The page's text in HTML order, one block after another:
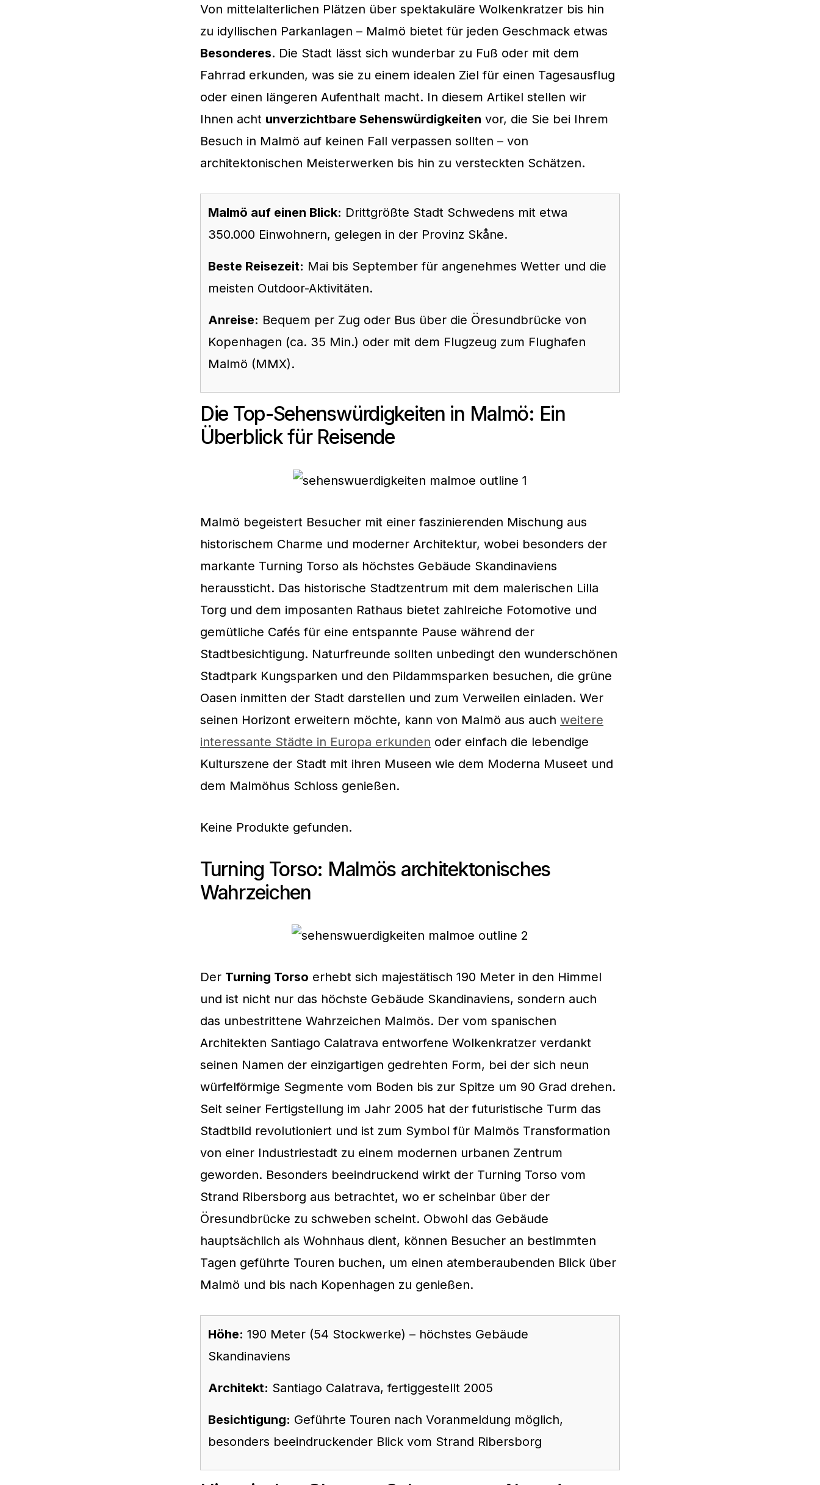
Von mittelalterlichen Plätzen über spektakuläre Wolkenkratzer bis hin
zu idyllischen Parkanlagen – Malmö bietet für jeden Geschmack etwas
Besonderes. Die Stadt lässt sich wunderbar zu Fuß oder mit dem
Fahrrad erkunden, was sie zu einem idealen Ziel für einen Tagesausflug
oder einen längeren Aufenthalt macht. In diesem Artikel stellen wir
Ihnen acht unverzichtbare Sehenswürdigkeiten vor, die Sie bei Ihrem
Besuch in Malmö auf keinen Fall verpassen sollten – von
architektonischen Meisterwerken bis hin zu versteckten Schätzen.
Malmö auf einen Blick: Drittgrößte Stadt Schwedens mit etwa
350.000 Einwohnern, gelegen in der Provinz Skåne.
Beste Reisezeit: Mai bis September für angenehmes Wetter und die
meisten Outdoor-Aktivitäten.
Anreise: Bequem per Zug oder Bus über die Öresundbrücke von
Kopenhagen (ca. 35 Min.) oder mit dem Flugzeug zum Flughafen
Malmö (MMX).
Die Top-Sehenswürdigkeiten in Malmö: Ein
Überblick für Reisende
Malmö begeistert Besucher mit einer faszinierenden Mischung aus
historischem Charme und moderner Architektur, wobei besonders der
markante Turning Torso als höchstes Gebäude Skandinaviens
heraussticht. Das historische Stadtzentrum mit dem malerischen Lilla
Torg und dem imposanten Rathaus bietet zahlreiche Fotomotive und
gemütliche Cafés für eine entspannte Pause während der
Stadtbesichtigung. Naturfreunde sollten unbedingt den wunderschönen
Stadtpark Kungsparken und den Pildammsparken besuchen, die grüne
Oasen inmitten der Stadt darstellen und zum Verweilen einladen. Wer
seinen Horizont erweitern möchte, kann von Malmö aus auch weitere
interessante Städte in Europa erkunden oder einfach die lebendige
Kulturszene der Stadt mit ihren Museen wie dem Moderna Museet und
dem Malmöhus Schloss genießen.
Keine Produkte gefunden.
Turning Torso: Malmös architektonisches
Wahrzeichen
Der Turning Torso erhebt sich majestätisch 190 Meter in den Himmel
und ist nicht nur das höchste Gebäude Skandinaviens, sondern auch
das unbestrittene Wahrzeichen Malmös. Der vom spanischen
Architekten Santiago Calatrava entworfene Wolkenkratzer verdankt
seinen Namen der einzigartigen gedrehten Form, bei der sich neun
würfelförmige Segmente vom Boden bis zur Spitze um 90 Grad drehen.
Seit seiner Fertigstellung im Jahr 2005 hat der futuristische Turm das
Stadtbild revolutioniert und ist zum Symbol für Malmös Transformation
von einer Industriestadt zu einem modernen urbanen Zentrum
geworden. Besonders beeindruckend wirkt der Turning Torso vom
Strand Ribersborg aus betrachtet, wo er scheinbar über der
Öresundbrücke zu schweben scheint. Obwohl das Gebäude
hauptsächlich als Wohnhaus dient, können Besucher an bestimmten
Tagen geführte Touren buchen, um einen atemberaubenden Blick über
Malmö und bis nach Kopenhagen zu genießen.
Höhe: 190 Meter (54 Stockwerke) – höchstes Gebäude
Skandinaviens
Architekt: Santiago Calatrava, fertiggestellt 2005
Besichtigung: Geführte Touren nach Voranmeldung möglich,
besonders beeindruckender Blick vom Strand Ribersborg